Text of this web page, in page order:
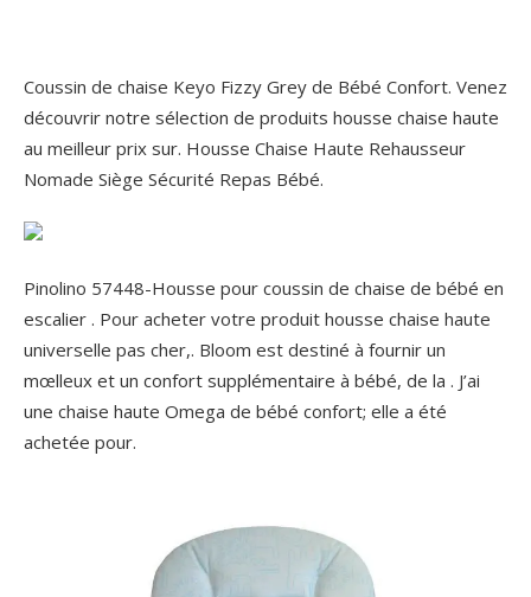
Coussin de chaise Keyo Fizzy Grey de Bébé Confort. Venez
découvrir notre sélection de produits housse chaise haute
au meilleur prix sur. Housse Chaise Haute Rehausseur
Nomade Siège Sécurité Repas Bébé.
Pinolino 57448-Housse pour coussin de chaise de bébé en
escalier . Pour acheter votre produit housse chaise haute
universelle pas cher,. Bloom est destiné à fournir un
mœlleux et un confort supplémentaire à bébé, de la . J’ai
une chaise haute Omega de bébé confort; elle a été
achetée pour.